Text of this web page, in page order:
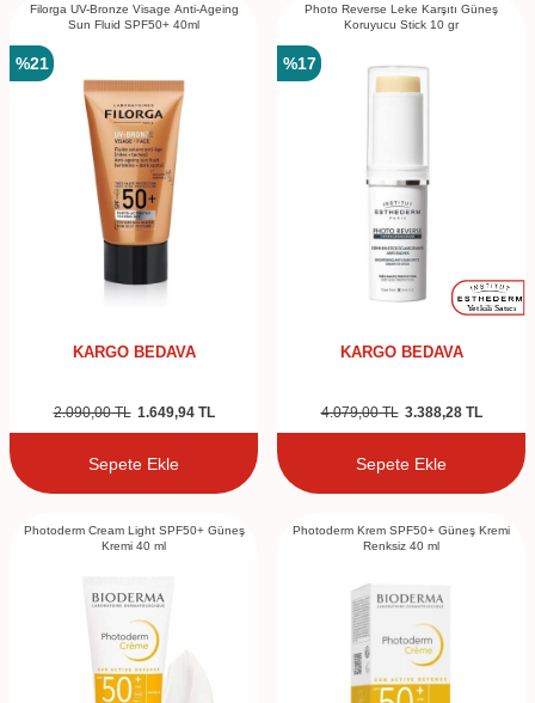
Filorga UV-Bronze Visage Anti-Ageing
Sun Fluid SPF50+ 40ml
%21
KARGO BEDAVA
2.090,00TL 1.649,94TL
Sepete Ekle
Photo Reverse Leke Karşıtı Güneş
Koruyucu Stick 10 gr
%17
KARGO BEDAVA
4.079,00TL 3.388,28TL
Sepete Ekle
Photoderm Cream Light SPF50+ Güneş
Kremi 40 ml
Photoderm Krem SPF50+ Güneş Kremi
Renksiz 40 ml